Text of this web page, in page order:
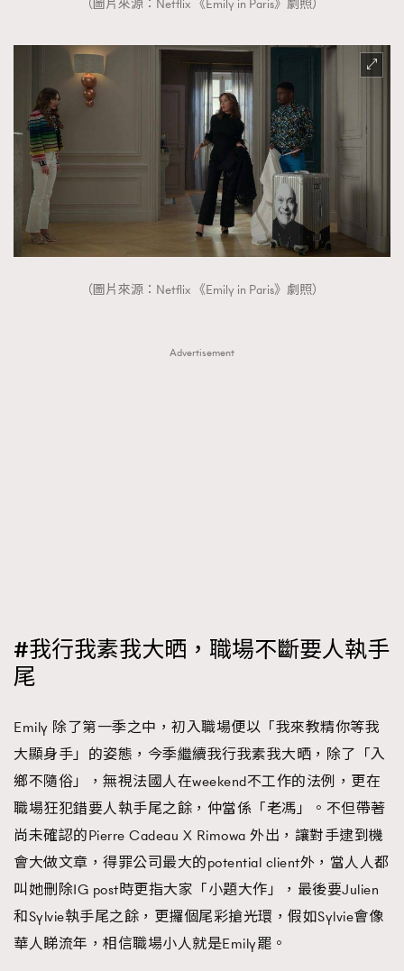
（圖片來源：Netflix 《Emily in Paris》劇照）
（圖片來源：Netflix 《Emily in Paris》劇照）
Advertisement
#我行我素我大晒，職場不斷要人執手
尾
Emily 除了第一季之中，初入職場便以「我來教精你等我
大顯身手」的姿態，今季繼續我行我素我大晒，除了「入
鄉不隨俗」，無視法國人在weekend不工作的法例，更在
職場狂犯錯要人執手尾之餘，仲當係「老馮」。不但帶著
尚未確認的Pierre Cadeau X Rimowa 外出，讓對手逮到機
會大做文章，得罪公司最大的potential client外，當人人都
叫她刪除IG post時更指大家「小題大作」，最後要Julien
和Sylvie執手尾之餘，更攞個尾彩搶光環，假如Sylvie會像
華人睇流年，相信職場小人就是Emily罷。